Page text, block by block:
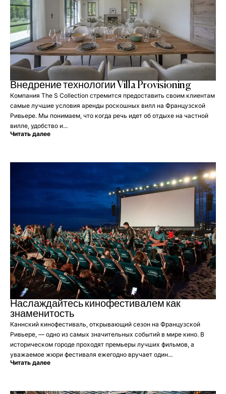
Внедрение технологии Villa Provisioning
Компания The S Collection стремится предоставить своим клиентам
самые лучшие условия аренды роскошных вилл на Французской
Ривьере. Мы понимаем, что когда речь идет об отдыхе на частной
вилле, удобство и...
Читать далее
Наслаждайтесь кинофестивалем как
знаменитость
Каннский кинофестиваль, открывающий сезон на Французской
Ривьере, — одно из самых значительных событий в мире кино. В
историческом городе проходят премьеры лучших фильмов, а
уважаемое жюри фестиваля ежегодно вручает один...
Читать далее